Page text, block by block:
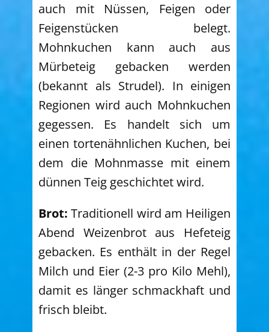
auch mit Nüssen, Feigen oder
Feigenstücken belegt.
Mohnkuchen kann auch aus
Mürbeteig gebacken werden
(bekannt als Strudel). In einigen
Regionen wird auch Mohnkuchen
gegessen. Es handelt sich um
einen tortenähnlichen Kuchen, bei
dem die Mohnmasse mit einem
dünnen Teig geschichtet wird.
Brot: Traditionell wird am Heiligen
Abend Weizenbrot aus Hefeteig
gebacken. Es enthält in der Regel
Milch und Eier (2-3 pro Kilo Mehl),
damit es länger schmackhaft und
frisch bleibt.